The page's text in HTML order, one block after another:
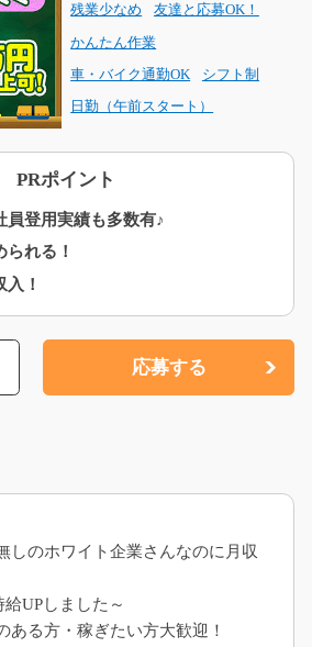
残業少なめ 友達と応募OK！
かんたん作業
車・バイク通勤OK シフト制
日勤（午前スタート）
PRポイント
員登用実績も多数有♪
れる！
！
応募する
しのホワイト企業さんなのに月収
UPしました～
ある方・稼ぎたい方大歓迎！